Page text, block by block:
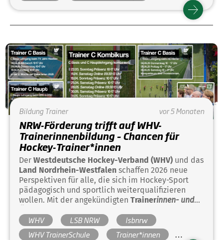
Bildung Trainer vor 5 Monaten
NRW-Förderung trifft auf WHV-
Trainerinnenbildung – Chancen für
Hockey-Trainer*innen
Der Westdeutsche Hockey-Verband (WHV) und das
Land Nordrhein-Westfalen schaffen 2026 neue
Perspektiven für alle, die sich im Hockey-Sport
pädagogisch und sportlich weiterqualifizieren
wollen. Mit der angekündigten Trainerinnen- und
steht eine große Förderinitiative in den
Startlöchern – und passt perfekt zu den
WHV LSB NRW
lsbnrw
WHV TrainerSchule
Trainer*innen